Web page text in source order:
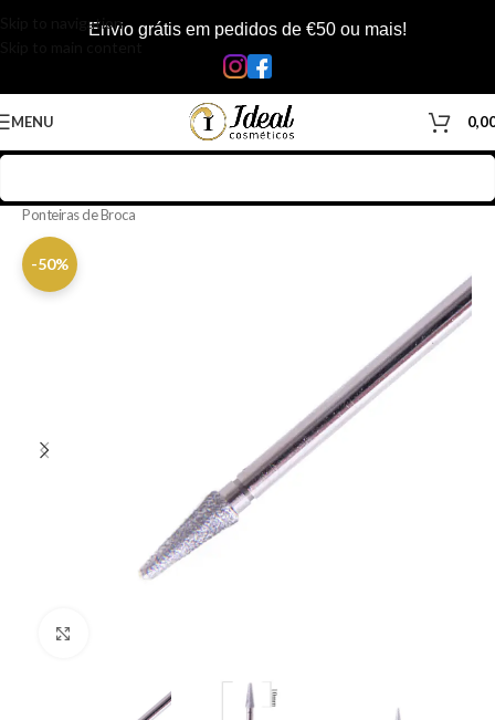
Skip to navigationEnvio grátis em pedidos de €50 ou mais!
MENU
Ponteiras de Broca
-50%